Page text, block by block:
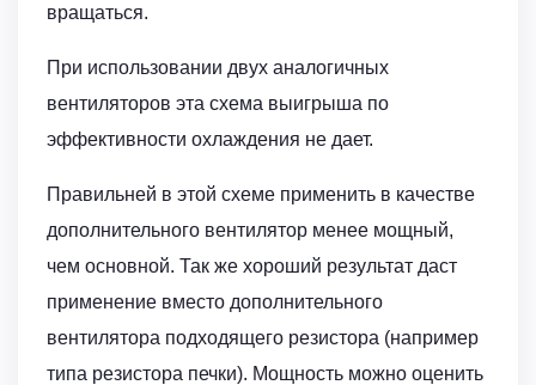
вращаться.
При использовании двух аналогичных
вентиляторов эта схема выигрыша по
эффективности охлаждения не дает.
Правильней в этой схеме применить в качестве
дополнительного вентилятор менее мощный,
чем основной. Так же хороший результат даст
применение вместо дополнительного
вентилятора подходящего резистора (например
типа резистора печки). Мощность можно оценить